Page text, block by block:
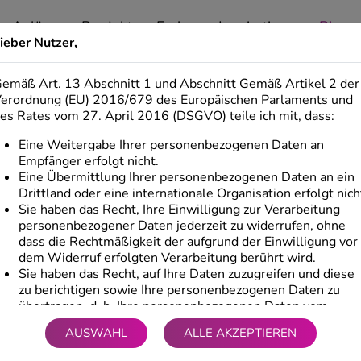
Anlässe Produkte Farben Inspirationen Blog
IHRE AUGEN
werden Engel oft mit geschlossenen Augen
Realität.
Nutzer,
Art. 13 Abschnitt 1 und Abschnitt Gemäß Artikel 2 der
(EU) 2016/679 des Europäischen Parlaments und
Rates vom 27. April 2016 (DSGVO) teile ich mit, dass:
Eine Weitergabe Ihrer personenbezogenen Daten an
Empfänger erfolgt nicht.
Eine Übermittlung Ihrer personenbezogenen Daten an ein
Drittland oder eine internationale Organisation erfolgt
Sie haben das Recht, Ihre Einwilligung zur Verarbeitung
personenbezogener Daten jederzeit zu widerrufen, ohne
dass die Rechtmäßigkeit der aufgrund der Einwilligung vor
dem Widerruf erfolgten Verarbeitung berührt wird.
Sie haben das Recht, auf Ihre Daten zuzugreifen und diese
zu berichtigen sowie Ihre personenbezogenen Daten zu
übertragen, d. h. Ihre personenbezogenen Daten vom
Administrator in einem strukturierten, allgemein
verwendeten und maschinenlesbaren Format zu erhalten.
AUSWAHL ALLE AKZEPTIEREN